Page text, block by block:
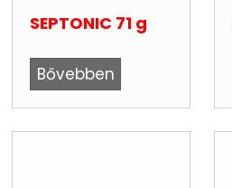
SEPTONIC 71 g
Bővebben